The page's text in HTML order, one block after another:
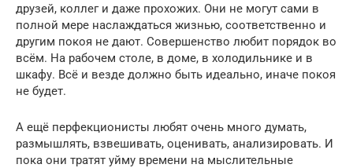
друзей, коллег и даже прохожих. Они не могут сами в
полной мере наслаждаться жизнью, соответственно и
другим покоя не дают. Совершенство любит порядок во
всём. На рабочем столе, в доме, в холодильнике и в
шкафу. Всё и везде должно быть идеально, иначе покоя
не будет.
А ещё перфекционисты любят очень много думать,
размышлять, взвешивать, оценивать, анализировать. И
пока они тратят уйму времени на мыслительные